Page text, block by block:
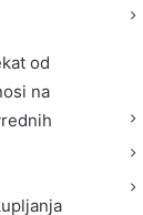
od
na